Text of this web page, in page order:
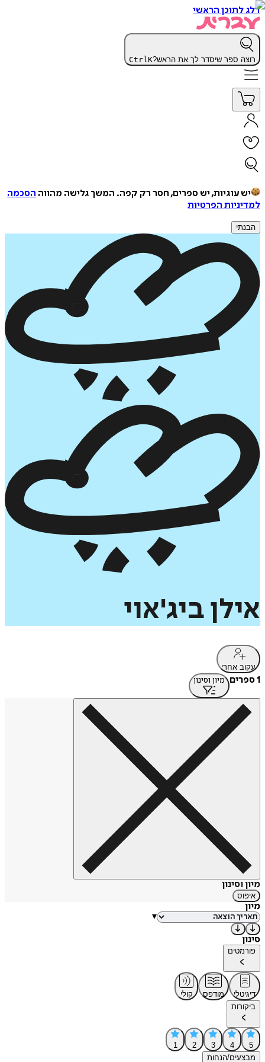
דלג לתוכן הראשי
רוצה ספר שיסדר לך את הראש? CtrlK
יש עוגיות, יש ספרים, חסר רק קפה. המשך גלישה מהווה הסכמה
למדיניות הפרטיות
הבנתי
אילן ביג'אוי
עקוב אחרי
1 ספרים מיון וסינון
מיון וסינון
איפוס
מיון
▾
סינון
פורמטים
דיגיטלי מודפס
קולי
ביקורות
5
4
3
2
1
מבצעים/הנחות